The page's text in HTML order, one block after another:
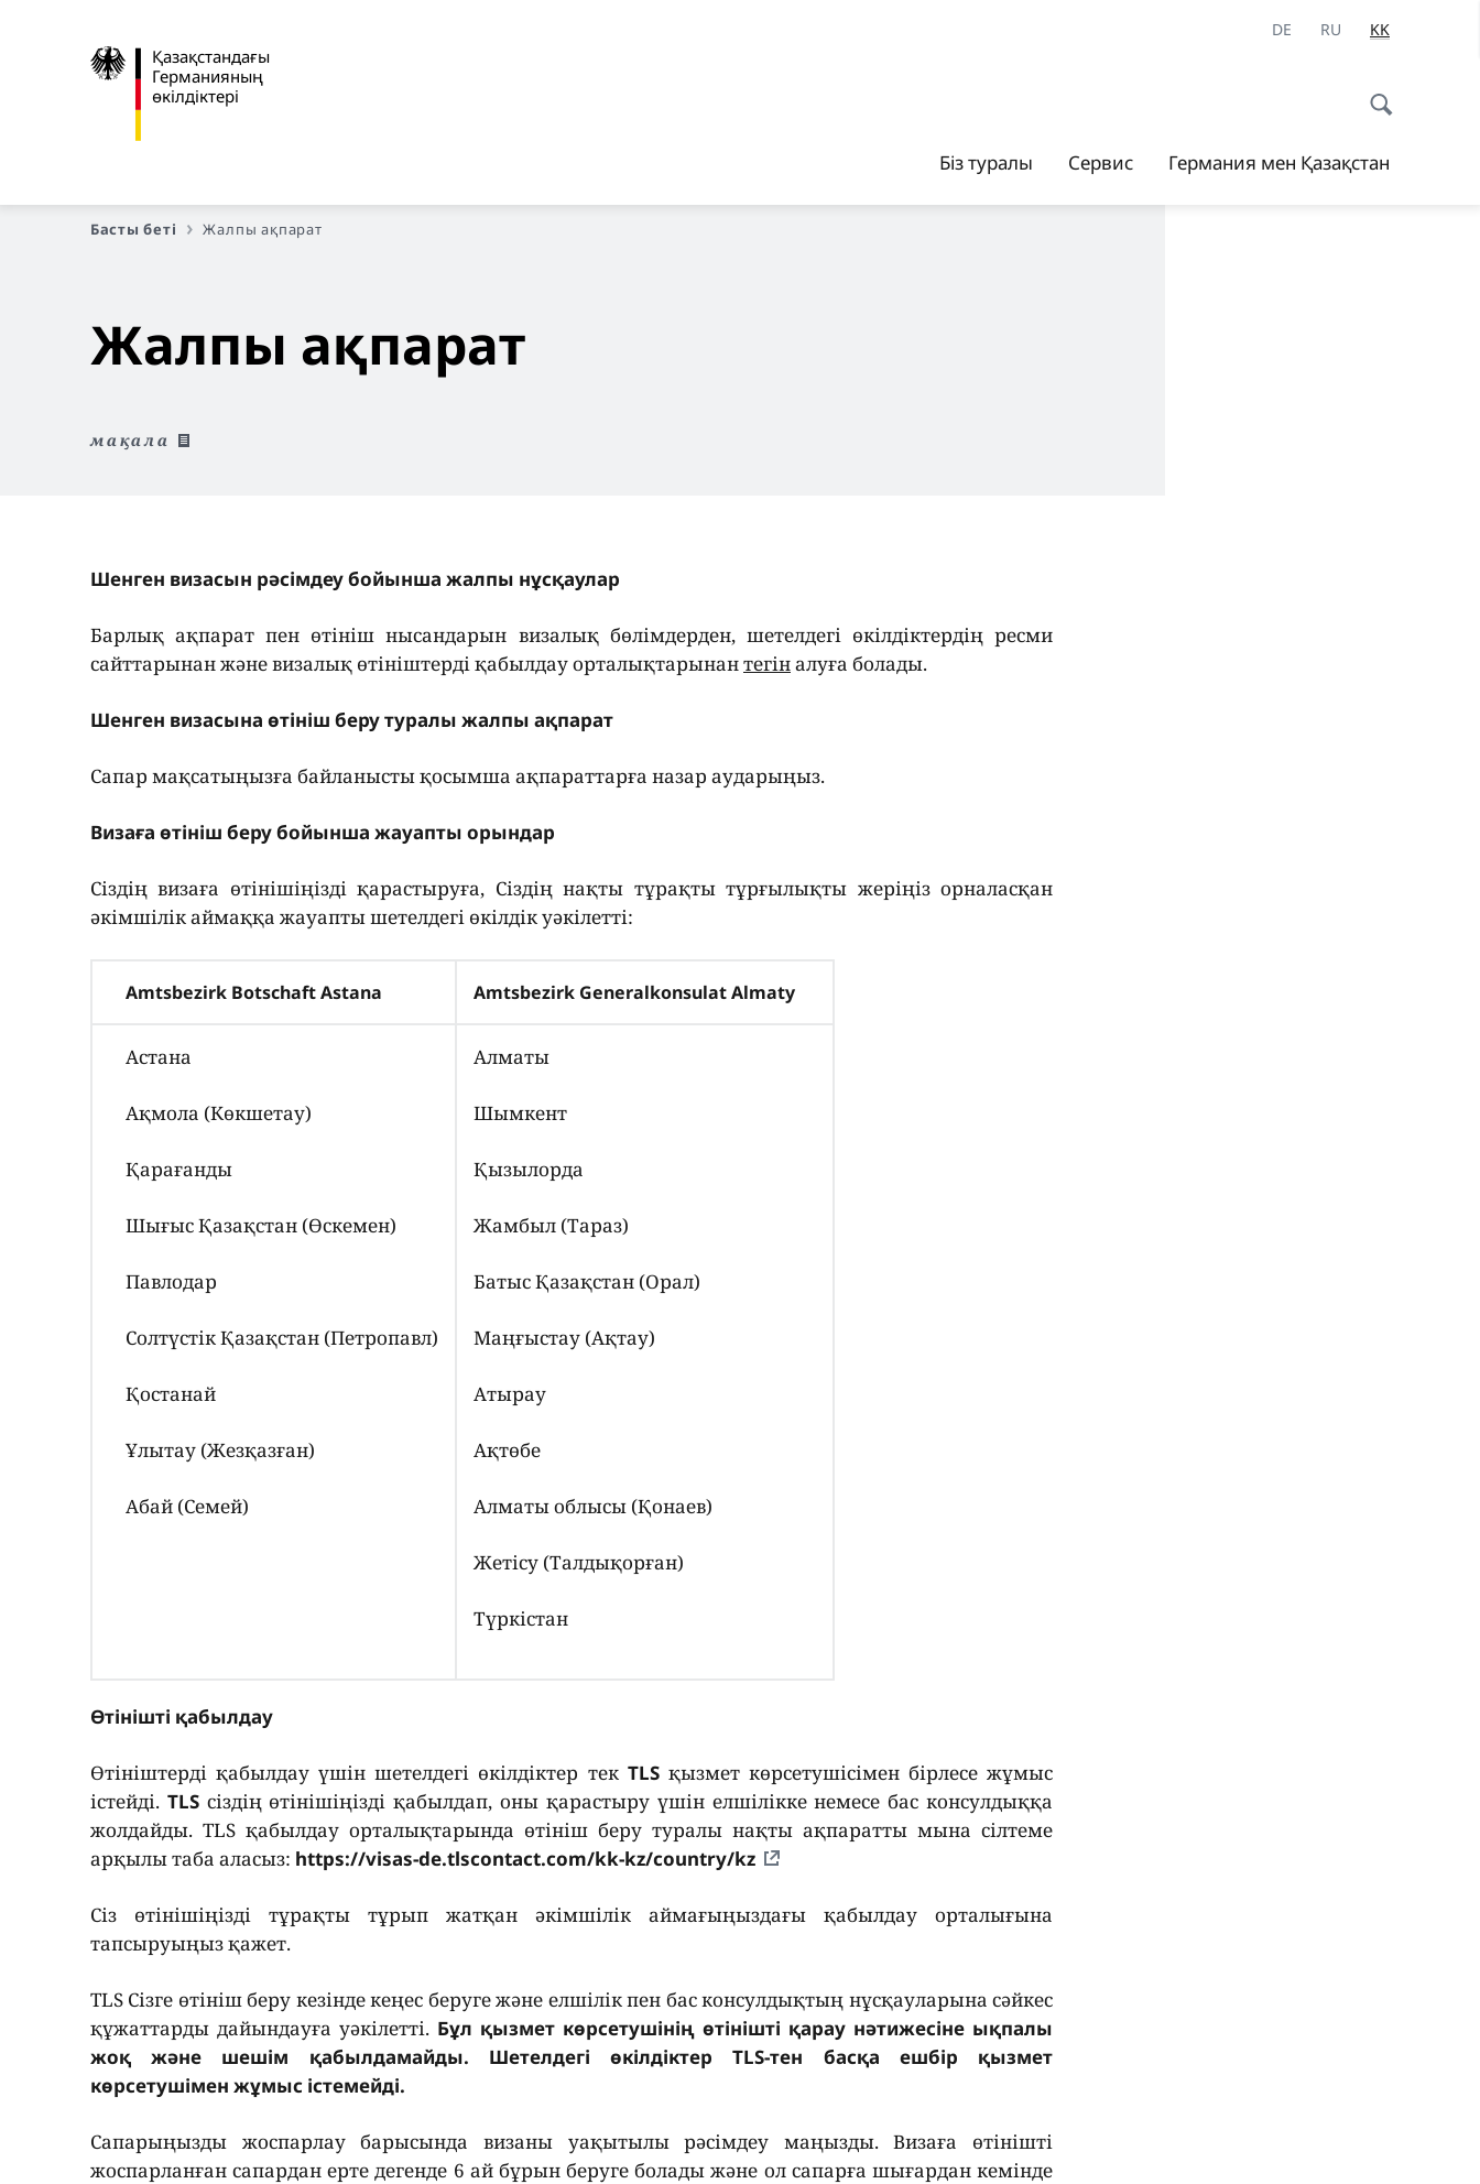
Қазақстандағы
Германияның
өкілдіктері
DE RU KK
Біз туралы Сервис Германия мен Қазақстан
Басты беті Жалпы ақпарат
Жалпы ақпарат
мақала
Шенген визасын рәсімдеу бойынша жалпы нұсқаулар
Барлық ақпарат пен өтініш нысандарын визалық бөлімдерден, шетелдегі өкілдіктердің ресми
сайттарынан және визалық өтініштерді қабылдау орталықтарынантегіналуға болады.
Шенген визасына өтініш беру туралы жалпы ақпарат
Сапар мақсатыңызға байланысты қосымша ақпараттарға назар аударыңыз.
Визаға өтініш беру бойынша жауапты орындар
Сіздің визаға өтінішіңізді қарастыруға, Сіздің нақты тұрақты тұрғылықты жеріңіз орналасқан
әкімшілік аймаққа жауапты шетелдегі өкілдік уәкілетті:
Amtsbezirk Botschaft Astana Amtsbezirk Generalkonsulat Almaty
Астана
Ақмола (Көкшетау)
Қарағанды
Шығыс Қазақстан (Өскемен)
Павлодар
Солтүстік Қазақстан (Петропавл)
Қостанай
Ұлытау (Жезқазған)
Абай (Семей)
Алматы
Шымкент
Қызылорда
Жамбыл (Тараз)
Батыс Қазақстан (Орал)
Маңғыстау (Ақтау)
Атырау
Ақтөбе
Алматы облысы (Қонаев)
Жетісу (Талдықорған)
Түркістан
Өтінішті қабылдау
Өтініштерді қабылдау үшін шетелдегі өкілдіктер тек TLSқызмет көрсетушісімен бірлесе жұмыс
істейді. TLSсіздің өтінішіңізді қабылдап, оны қарастыру үшін елшілікке немесе бас консулдыққа
жолдайды. TLS қабылдау орталықтарында өтініш беру туралы нақты ақпаратты мына сілтеме
арқылы таба аласыз: https://visas-de.tlscontact.com/kk-kz/country/kz
Сіз өтінішіңізді тұрақты тұрып жатқан әкімшілік аймағыңыздағы қабылдау орталығына
тапсыруыңыз қажет.
TLS Сізге өтініш беру кезінде кеңес беруге және елшілік пен бас консулдықтың нұсқауларына сәйкес
құжаттарды дайындауға уәкілетті. Бұл қызмет көрсетушінің өтінішті қарау нәтижесіне ықпалы
жоқ және шешім қабылдамайды. Шетелдегі өкілдіктер TLS-тен басқа ешбір қызмет
көрсетушімен жұмыс істемейді.
Сапарыңызды жоспарлау барысында визаны уақытылы рәсімдеу маңызды. Визаға өтінішті
жоспарланған сапардан ерте дегенде 6 ай бұрын беруге болады және ол сапарға шығардан кемінде